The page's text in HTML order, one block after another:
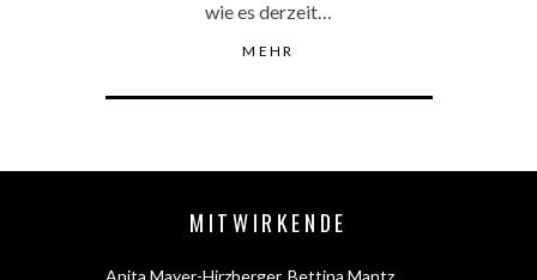
wie es derzeit…
MEHR
MITWIRKENDE
Anita Mayer-Hirzberger, Bettina Mantz,